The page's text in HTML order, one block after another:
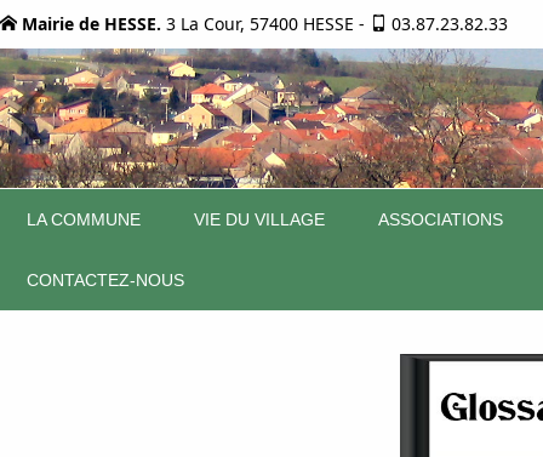
Mairie de HESSE. 3 La Cour, 57400 HESSE - 03.87.23.82.33
LA COMMUNE VIE DU VILLAGE ASSOCIATIONS
CONTACTEZ-NOUS